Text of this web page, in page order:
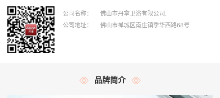
公司名称：
佛山市丹拿卫浴有限公司.
公司地址：
佛山市禅城区南庄镇季华西路68号
品牌简介